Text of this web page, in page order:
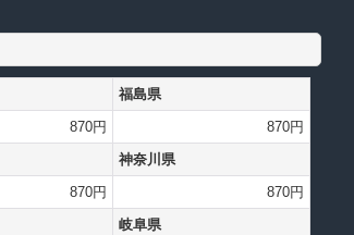
福島県
870円
870円
神奈川県
870円
870円
岐阜県